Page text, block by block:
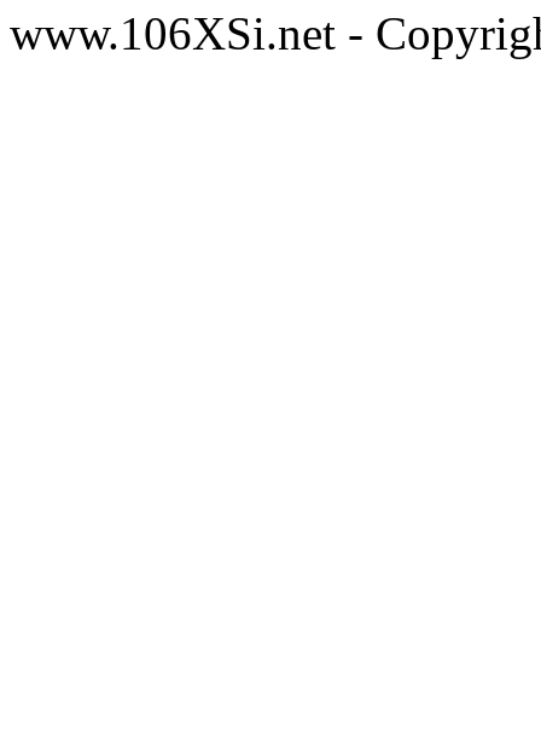
www.106XSi.net -